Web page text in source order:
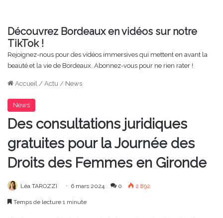
Découvrez Bordeaux en vidéos sur notre
TikTok !
Rejoignez-nous pour des vidéos immersives qui mettent en avant la
beauté et la vie de Bordeaux. Abonnez-vous pour ne rien rater !
Accueil / Actu / News
News
Des consultations juridiques
gratuites pour la Journée des
Droits des Femmes en Gironde
Léa TAROZZI 6 mars 2024 0 2 892
Temps de lecture 1 minute